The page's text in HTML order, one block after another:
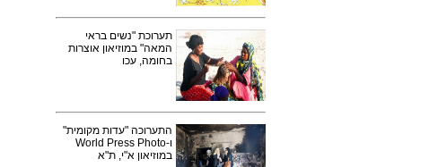
תערוכת "נשים בראי
המאה" במוזיאון אוצרות
בחומה, עכו
התערוכה "עדות מקומית"
ו-World Press Photo
במוזיאון א"י, ת"א